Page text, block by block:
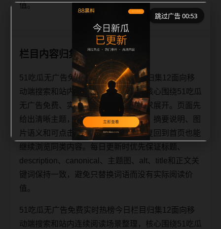
值。
栏目内容归集
51吃瓜无广告免费实时热榜今日栏目归集12面向移
动端搜索和站内连续阅读场景整理，核心围绕51吃瓜
无广告免费、实时热榜和相关长尾需求展开。页面先
给出清晰主题，再补充今日栏目归集、摘要说明、图
片语义和可点击入口，让用户不用反复回到首页也能
继续浏览同类内容。每日更新时优先保证标题、
description、canonical、主题图、alt、title和正文关
键词保持一致，避免只替换词语而没有实际阅读价
值。
51吃瓜无广告免费实时热榜今日栏目归集12面向移
动端搜索和站内连续阅读场景整理，核心围绕51吃瓜
跳过广告 00:53